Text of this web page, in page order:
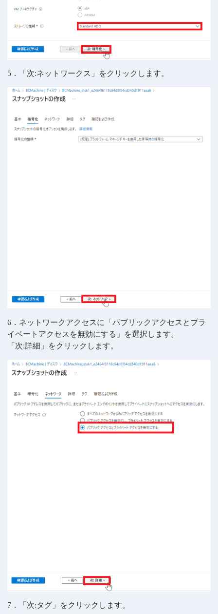
5．「次:ネットワークス」をクリックします。
6．ネットワークアクセスに「パブリックアクセスとプラ
イベートアクセスを無効にする」を選択します。
「次:詳細」をクリックします。
7．「次:タグ」をクリックします。